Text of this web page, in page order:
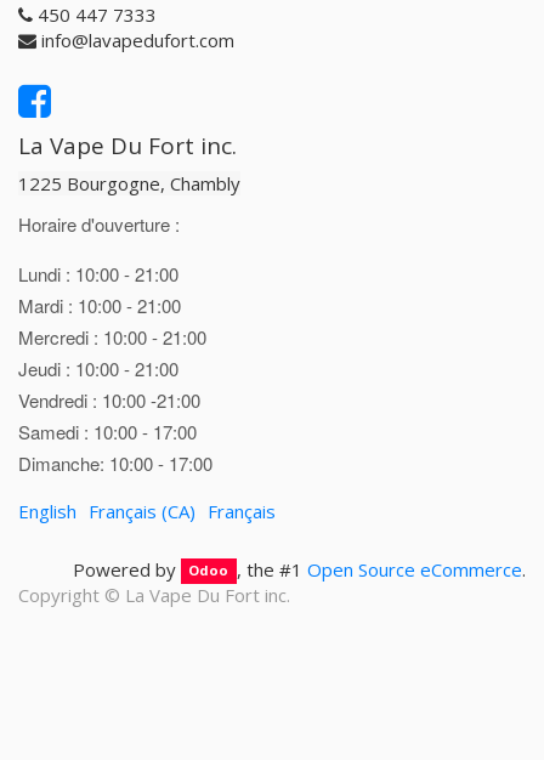
450 447 7333
info@lavapedufort.com
La Vape Du Fort inc.
1225 Bourgogne, Chambly
Horaire d'ouverture :
Lundi : 10:00 - 21:00
Mardi : 10:00 - 21:00
Mercredi : 10:00 - 21:00
Jeudi : 10:00 - 21:00
Vendredi : 10:00 -21:00
Samedi : 10:00 - 17:00
Dimanche: 10:00 - 17:00
English Français (CA) Français
Powered by Odoo , the #1 Open Source eCommerce.
Copyright © La Vape Du Fort inc.